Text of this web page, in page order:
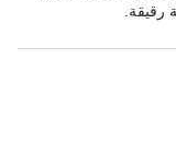
رقيقة.